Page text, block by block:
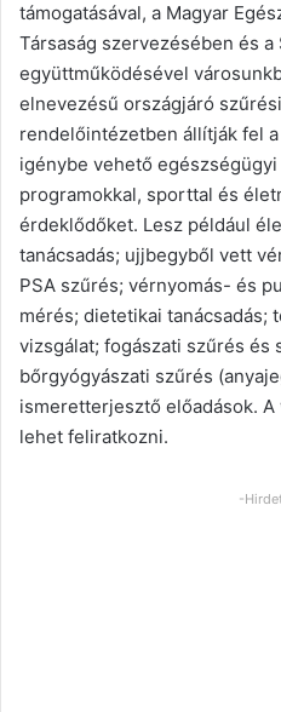
támogatásával, a Magyar
Társaság szervezésében és
együttműködésével
elnevezésű országjáró
rendelőintézetben állítják fel
igénybe vehető
programokkal, sporttal és
érdeklődőket. Lesz például
tanácsadás; ujjbegyből vett
PSA szűrés; vérnyomás- és
mérés; dietetikai tanácsadás;
vizsgálat; fogászati szűrés és
bőrgyógyászati szűrés
ismeretterjesztő előadások.
lehet feliratkozni.
-